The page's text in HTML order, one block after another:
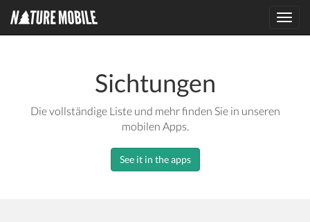
Sichtungen
Die vollständige Liste und mehr finden Sie in unseren
mobilen Apps.
See it in the apps